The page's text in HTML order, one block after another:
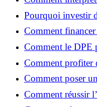
en retenir l'essentiel
Pourquoi investir
un choix sûr ?
Comment
aides, prêts et
Comment le DPE
valoriser votre bien
Comment profiter
investir dans
Comment poser
rénovation : rôle et
Comment réussir